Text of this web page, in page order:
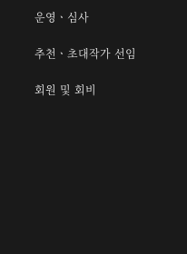
운영ㆍ심사
추천ㆍ초대작가 선임
회원 및 회비